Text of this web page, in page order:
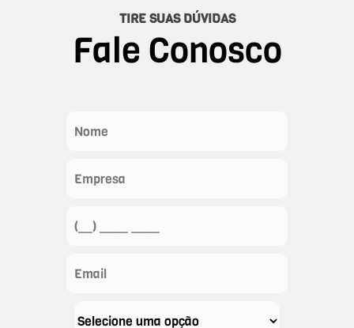
TIRE SUAS DÚVIDAS
Fale Conosco